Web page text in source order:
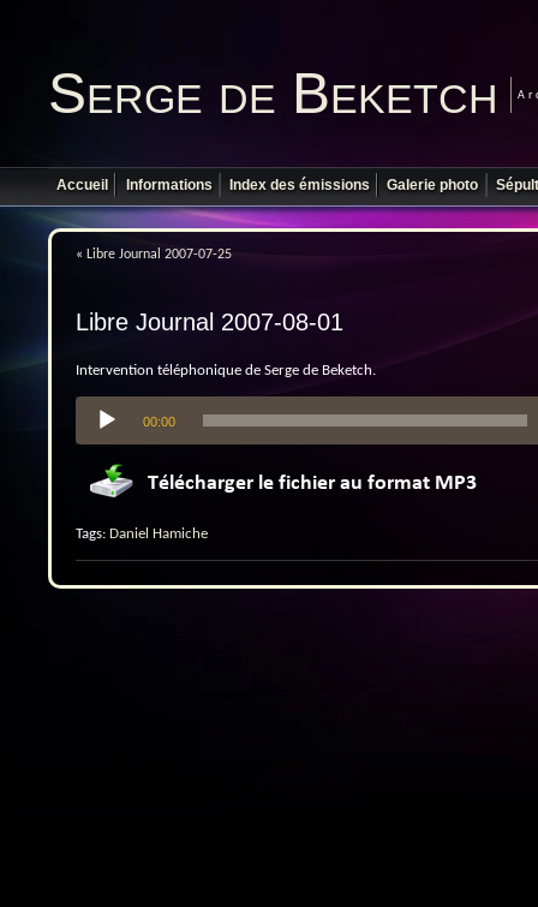
Serge de Beketch
Accueil Informations Index des émissions Galerie photo
« Libre Journal 2007-07-25
Libre Journal 2007-08-01
Intervention téléphonique de Serge de Beketch.
Lecteur
audio
00:00
Tags: Daniel Hamiche